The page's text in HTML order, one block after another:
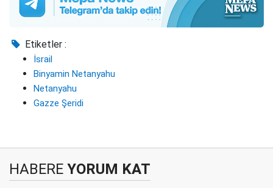
Etiketler :
İsrail
Binyamin Netanyahu
Netanyahu
Gazze Şeridi
HABERE YORUM KAT